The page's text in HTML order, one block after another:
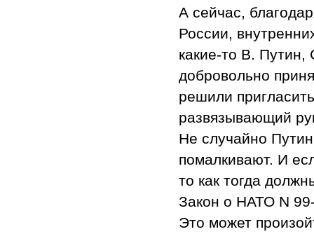
А сейчас,
России,
какие-то В.
добровольно
решили
развязывающий
Не случайно
помалкивают. И
то как тогда
Закон о НАТО N
Это может